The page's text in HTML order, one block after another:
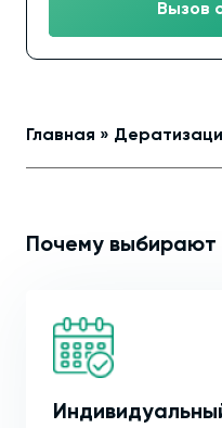
Вызов
Главная »
Почему